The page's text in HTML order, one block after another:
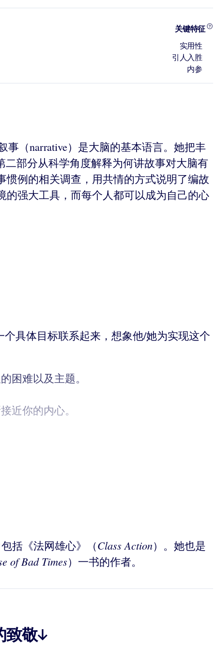
关键特征
实用性
引人入胜
内参
事（narrative）是大脑的基本语言。她把丰
部分从科学角度解释为何讲故事对大脑有
例的相关调查，用共情的方式说明了编故
强大工具，而每个人都可以成为自己的心
具体目标联系起来，想象他/她为实现这个
难以及主题。
近你的内心。
括《法网雄心》（Class Action）。她也是
of Bad Times）一书的作者。
致敬↓